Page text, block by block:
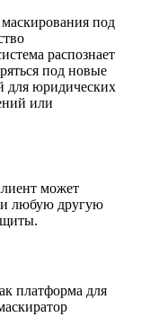
под
распознает
под новые
для юридических
или
может
любую другую
платформа для